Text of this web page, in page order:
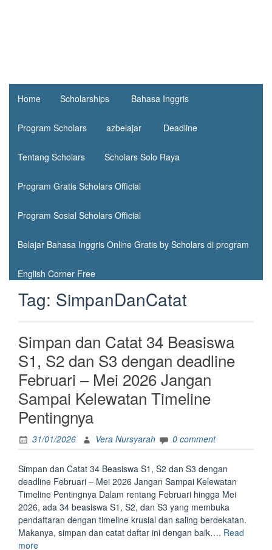
Home Scholarships Bahasa Inggris
Program Scholars azbelajar Deadline
Tentang Scholars Scholars Solo Raya
Program Gratis Scholars Official
Program Sosial Scholars Official
Belajar Bahasa Inggris Online Gratis by Scholars di program
English Corner Free
Tag: SimpanDanCatat
Simpan dan Catat 34 Beasiswa
S1, S2 dan S3 dengan deadline
Februari – Mei 2026 Jangan
Sampai Kelewatan Timeline
Pentingnya
31/01/2026 Vera Nursyarah 0 comment
Simpan dan Catat 34 Beasiswa S1, S2 dan S3 dengan
deadline Februari – Mei 2026 Jangan Sampai Kelewatan
Timeline Pentingnya Dalam rentang Februari hingga Mei
2026, ada 34 beasiswa S1, S2, dan S3 yang membuka
pendaftaran dengan timeline krusial dan saling berdekatan.
Makanya, simpan dan catat daftar ini dengan baik…. Read
more“Simpan